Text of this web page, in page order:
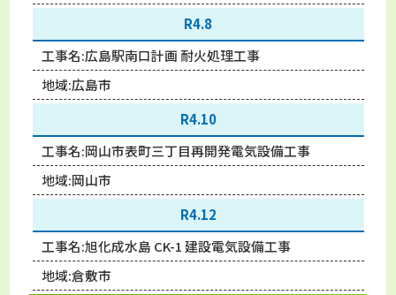
R4.8
工事名:広島駅南口計画 耐火処理工事
地域:広島市
R4.10
工事名:岡山市表町三丁目再開発電気設備工事
地域:岡山市
R4.12
工事名:旭化成水島 CK-1 建設電気設備工事
地域:倉敷市